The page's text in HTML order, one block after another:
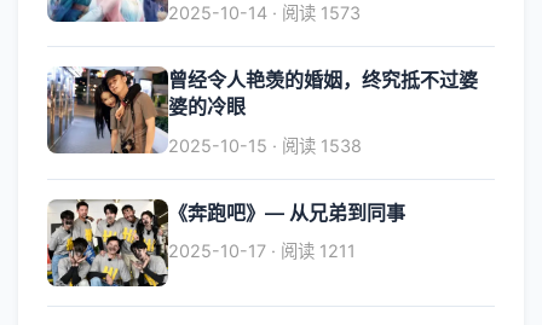
2025-10-14 · 阅读 1573
曾经令人艳羡的婚姻，终究抵不过婆
婆的冷眼
2025-10-15 · 阅读 1538
《奔跑吧》— 从兄弟到同事
2025-10-17 · 阅读 1211